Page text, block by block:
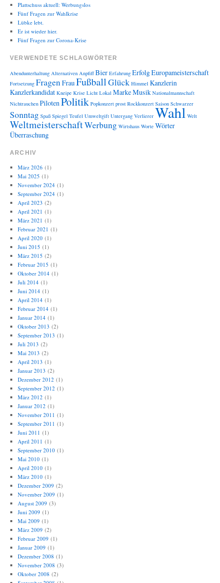
Plattschuss aktuell: Werbungslos
Fünf Fragen zur Wahlkrise
Lübke lebt.
Er ist wieder hier.
Fünf Fragen zur Corona-Krise
VERWENDETE SCHLAGWÖRTER
Abendunterhaltung Alternativen Anpfiff Bier Erfahrung ErfolgEuropameisterschaft
Fortsetzung FragenFrauFußballGlück Himmel Kanzlerin
Kanzlerkandidat Kneipe Krise Licht Lokal MarkeMusik Nationalmannschaft
Nichtrauchen PilotenPolitik Popkonzert prost Rockkonzert Saison Schwarzer
Sonntag Spaß Spiegel Teufel Umweltgift Untergang Verlierer Wahl Welt
WeltmeisterschaftWerbung Wirtshaus Worte Wörter
Überraschung
ARCHIV
März 2026(1)
Mai 2025 (1)
November 2024(1)
September 2024(1)
April 2023 (2)
April 2021 (1)
März 2021 (1)
Februar 2021 (1)
April 2020(1)
Juni 2015 (1)
März 2015 (2)
Februar 2015 (1)
Oktober 2014(1)
Juli 2014(1)
Juni 2014(1)
April 2014(1)
Februar 2014(1)
Januar 2014(1)
Oktober 2013 (2)
September 2013 (1)
Juli 2013 (2)
Mai 2013 (2)
April 2013 (1)
Januar 2013 (2)
Dezember 2012 (1)
September 2012 (1)
März 2012 (1)
Januar 2012 (1)
November 2011 (1)
September 2011 (1)
Juni 2011 (1)
April 2011 (1)
September 2010(1)
Mai 2010(1)
April 2010(1)
März 2010(1)
Dezember 2009 (2)
November 2009 (1)
August 2009 (3)
Juni 2009 (1)
Mai 2009 (1)
März 2009 (2)
Februar 2009 (1)
Januar 2009 (1)
Dezember 2008 (1)
November 2008 (3)
Oktober 2008 (2)